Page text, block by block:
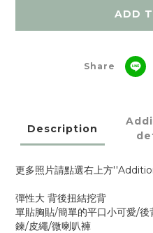
ADD
Share
Description
更多照片請點選右上方
彈性大 背後扭結挖背
單貼胸貼/簡單的平口小可愛/
鍊/皮繩/微喇叭褲